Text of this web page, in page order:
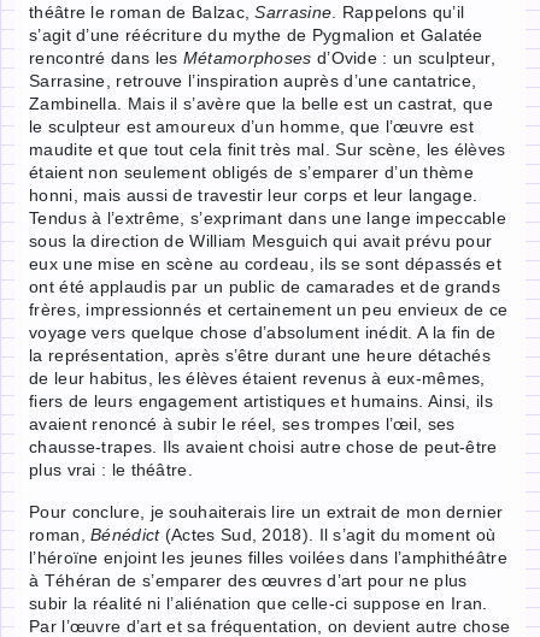
théâtre le roman de Balzac,Sarrasine . Rappelons qu’il
s’agit d’une réécriture du mythe de Pygmalion et Galatée
rencontré dans les Métamorphoses d’Ovide : un sculpteur,
Sarrasine, retrouve l’inspiration auprès d’une cantatrice,
Zambinella. Mais il s’avère que la belle est un castrat, que
le sculpteur est amoureux d’un homme, que l’œuvre est
maudite et que tout cela finit très mal. Sur scène, les élèves
étaient non seulement obligés de s’emparer d’un thème
honni, mais aussi de travestir leur corps et leur langage.
Tendus à l’extrême, s’exprimant dans une lange impeccable
sous la direction de William Mesguich qui avait prévu pour
eux une mise en scène au cordeau, ils se sont dépassés et
ont été applaudis par un public de camarades et de grands
frères, impressionnés et certainement un peu envieux de ce
voyage vers quelque chose d’absolument inédit. A la fin de
la représentation, après s’être durant une heure détachés
de leur habitus, les élèves étaient revenus à eux-mêmes,
fiers de leurs engagement artistiques et humains. Ainsi, ils
avaient renoncé à subir le réel, ses trompes l’œil, ses
chausse-trapes. Ils avaient choisi autre chose de peut-être
plus vrai : le théâtre.
Pour conclure, je souhaiterais lire un extrait de mon dernier
roman,Bénédict(Actes Sud, 2018). Il s’agit du moment où
l’héroïne enjoint les jeunes filles voilées dans l’amphithéâtre
à Téhéran de s’emparer des œuvres d’art pour ne plus
subir la réalité ni l’aliénation que celle-ci suppose en Iran.
Par l’œuvre d’art et sa fréquentation, on devient autre chose